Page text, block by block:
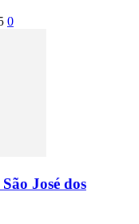
0
José dos